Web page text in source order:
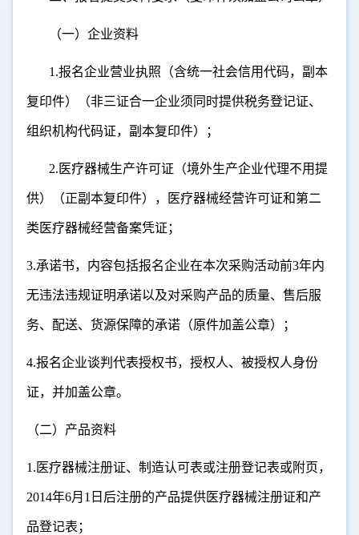
（一）企业资料
1.报名企业营业执照（含统一社会信用代码，副本
复印件）（非三证合一企业须同时提供税务登记证、
组织机构代码证，副本复印件）；
2. 医疗器械生产许可证（境外生产企业代理不用提
供）（正副本复印件），医疗器械经营许可证和第二
类医疗器械经营备案凭证；
3.承诺书，内容包括报名企业在本次采购活动前3年内
无违法违规证明承诺以及对采购产品的质量、售后服
务、配送、货源保障的承诺（原件加盖公章）；
4.报名企业谈判代表授权书，授权人、被授权人身份
证，并加盖公章。
（二）产品资料
1. 医疗器械注册证、制造认可表或注册登记表或附页，
2014年6月 1 日后注册的产品提供医疗器械注册证和产
品登记表；